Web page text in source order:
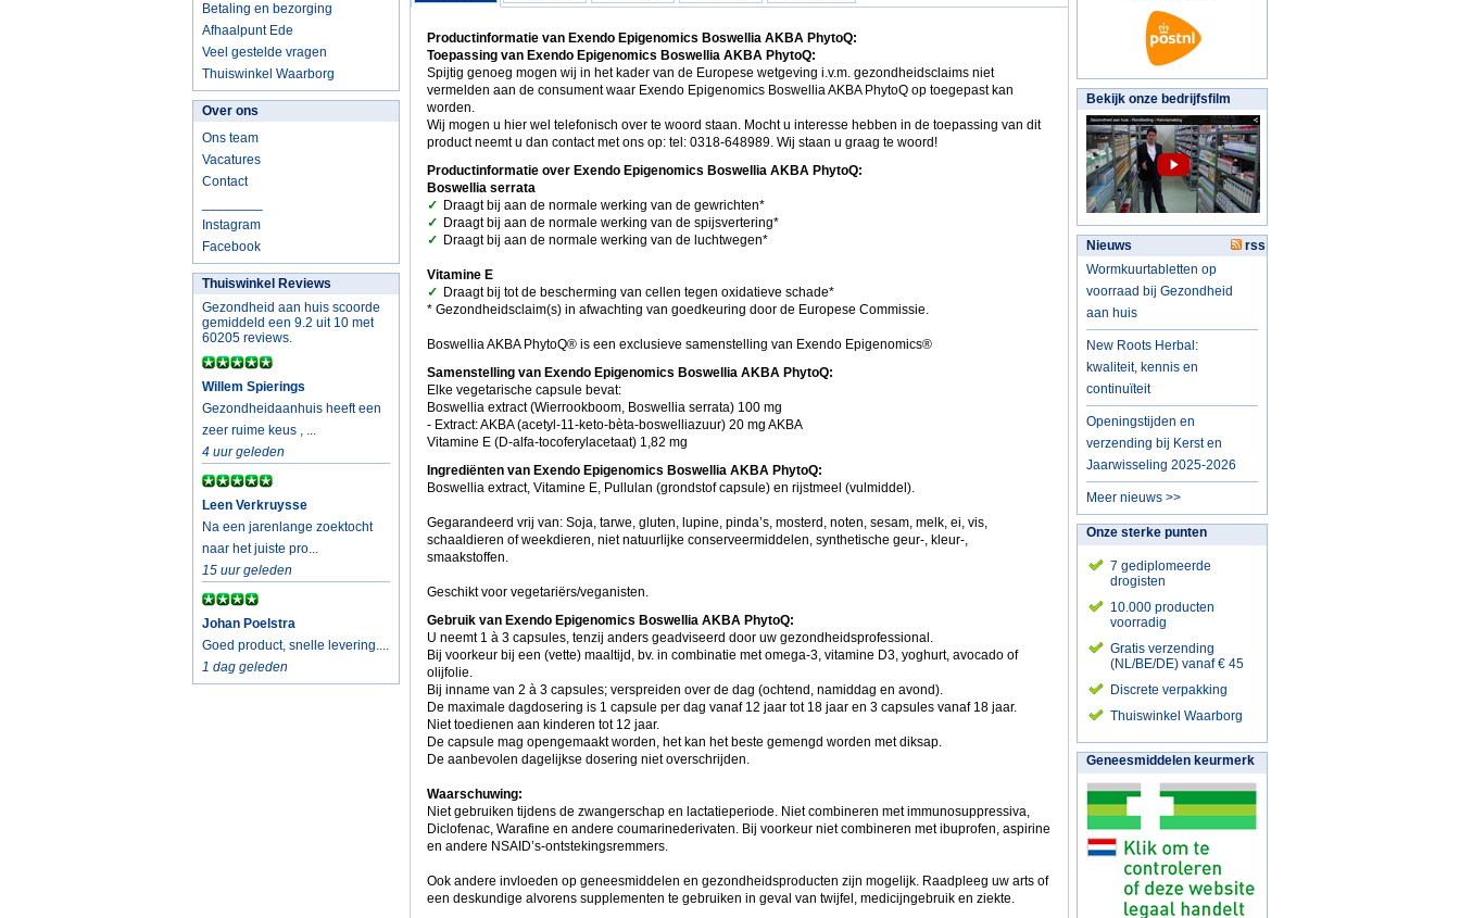
Betaling en bezorging
Afhaalpunt Ede
Veel gestelde vragen
Thuiswinkel Waarborg
Over ons
Ons team
Vacatures
Contact
Instagram
Facebook
Thuiswinkel Reviews
Gezondheid aan huis scoorde
gemiddeld een 9.2 uit 10 met
60205 reviews.
Willem Spierings
Gezondheidaanhuis heeft een
zeer ruime keus , ...
4 uur geleden
Leen Verkruysse
Na een jarenlange zoektocht
naar het juiste pro...
15 uur geleden
Johan Poelstra
Goed product, snelle levering....
1 dag geleden
Productinformatie van Exendo Epigenomics Boswellia AKBA PhytoQ:
Toepassing van Exendo Epigenomics Boswellia AKBA PhytoQ:
Spijtig genoeg mogen wij in het kader van de Europese wetgeving i.v.m. gezondheidsclaims niet
vermelden aan de consument waar Exendo Epigenomics Boswellia AKBA PhytoQ op toegepast kan
worden.
Wij mogen u hier wel telefonisch over te woord staan. Mocht u interesse hebben in de toepassing van dit
product neemt u dan contact met ons op: tel: 0318-648989. Wij staan u graag te woord!
Productinformatie over Exendo Epigenomics Boswellia AKBA PhytoQ:
Boswellia serrata
✓ Draagt bij aan de normale werking van de gewrichten*
✓ Draagt bij aan de normale werking van de spijsvertering*
✓ Draagt bij aan de normale werking van de luchtwegen*
Vitamine E
✓ Draagt bij tot de bescherming van cellen tegen oxidatieve schade*
* Gezondheidsclaim(s) in afwachting van goedkeuring door de Europese Commissie.
Boswellia AKBA PhytoQ® is een exclusieve samenstelling van Exendo Epigenomics®
Samenstelling van Exendo Epigenomics Boswellia AKBA PhytoQ:
Elke vegetarische capsule bevat:
Boswellia extract (Wierrookboom, Boswellia serrata) 100 mg
- Extract: AKBA (acetyl-11-keto-bèta-boswelliazuur) 20 mg AKBA
Vitamine E (D-alfa-tocoferylacetaat) 1,82 mg
Ingrediënten van Exendo Epigenomics Boswellia AKBA PhytoQ:
Boswellia extract, Vitamine E, Pullulan (grondstof capsule) en rijstmeel (vulmiddel).
Gegarandeerd vrij van: Soja, tarwe, gluten, lupine, pinda’s, mosterd, noten, sesam, melk, ei, vis,
schaaldieren of weekdieren, niet natuurlijke conserveermiddelen, synthetische geur-, kleur-,
smaakstoffen.
Geschikt voor vegetariërs/veganisten.
Gebruik van Exendo Epigenomics Boswellia AKBA PhytoQ:
U neemt 1 à 3 capsules, tenzij anders geadviseerd door uw gezondheidsprofessional.
Bij voorkeur bij een (vette) maaltijd, bv. in combinatie met omega-3, vitamine D3, yoghurt, avocado of
olijfolie.
Bij inname van 2 à 3 capsules; verspreiden over de dag (ochtend, namiddag en avond).
De maximale dagdosering is 1 capsule per dag vanaf 12 jaar tot 18 jaar en 3 capsules vanaf 18 jaar.
Niet toedienen aan kinderen tot 12 jaar.
De capsule mag opengemaakt worden, het kan het beste gemengd worden met diksap.
De aanbevolen dagelijkse dosering niet overschrijden.
Waarschuwing:
Niet gebruiken tijdens de zwangerschap en lactatieperiode. Niet combineren met immunosuppressiva,
Diclofenac, Warafine en andere coumarinederivaten. Bij voorkeur niet combineren met ibuprofen, aspirine
en andere NSAID’s-ontstekingsremmers.
Ook andere invloeden op geneesmiddelen en gezondheidsproducten zijn mogelijk. Raadpleeg uw arts of
een deskundige alvorens supplementen te gebruiken in geval van twijfel, medicijngebruik en ziekte.
Bekijk onze bedrijfsfilm
Nieuws
rss
Wormkuurtabletten op
voorraad bij Gezondheid
aan huis
New Roots Herbal:
kwaliteit, kennis en
continuïteit
Openingstijden en
verzending bij Kerst en
Jaarwisseling 2025-2026
Meer nieuws >>
Onze sterke punten
7 gediplomeerde
drogisten
10.000 producten
voorradig
Gratis verzending
(NL/BE/DE) vanaf € 45
Discrete verpakking
Thuiswinkel Waarborg
Geneesmiddelen keurmerk